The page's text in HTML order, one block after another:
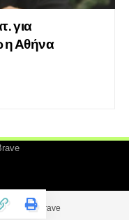
για
η Αθήνα
by Brave